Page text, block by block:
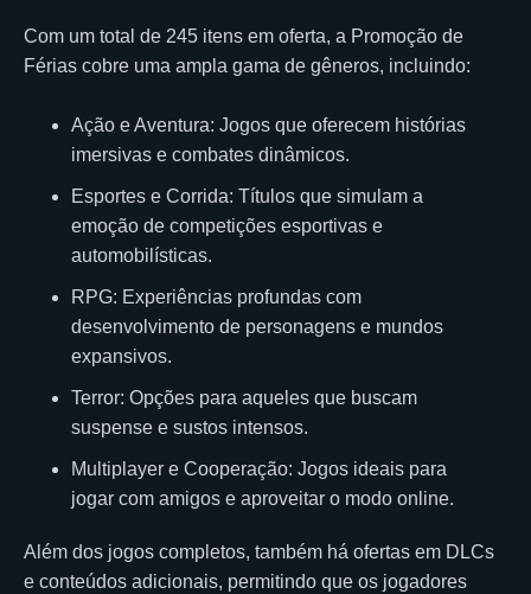
Com um total de 245 itens em oferta, a Promoção de
Férias cobre uma ampla gama de gêneros, incluindo:
Ação e Aventura: Jogos que oferecem histórias
imersivas e combates dinâmicos.
Esportes e Corrida: Títulos que simulam a
emoção de competições esportivas e
automobilísticas.
RPG: Experiências profundas com
desenvolvimento de personagens e mundos
expansivos.
Terror: Opções para aqueles que buscam
suspense e sustos intensos.
Multiplayer e Cooperação: Jogos ideais para
jogar com amigos e aproveitar o modo online.
Além dos jogos completos, também há ofertas em DLCs
e conteúdos adicionais, permitindo que os jogadores